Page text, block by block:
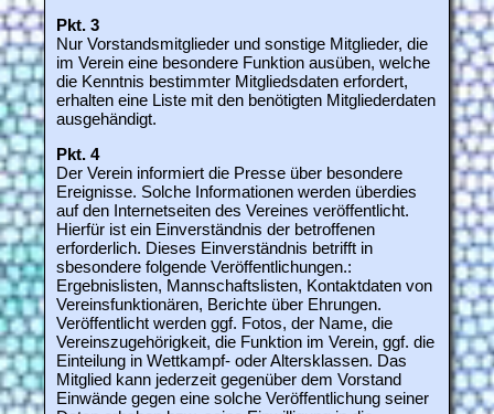
Pkt. 3
Nur Vorstandsmitglieder und sonstige Mitglieder, die
im Verein eine besondere Funktion ausüben, welche
die Kenntnis bestimmter Mitgliedsdaten erfordert,
erhalten eine Liste mit den benötigten Mitgliederdaten
ausgehändigt.
Pkt. 4
Der Verein informiert die Presse über besondere
Ereignisse. Solche Informationen werden überdies
auf den Internetseiten des Vereines veröffentlicht.
Hierfür ist ein Einverständnis der betroffenen
erforderlich. Dieses Einverständnis betrifft in
sbesondere folgende Veröffentlichungen.:
Ergebnislisten, Mannschaftslisten, Kontaktdaten von
Vereinsfunktionären, Berichte über Ehrungen.
Veröffentlicht werden ggf. Fotos, der Name, die
Vereinszugehörigkeit, die Funktion im Verein, ggf. die
Einteilung in Wettkampf- oder Altersklassen. Das
Mitglied kann jederzeit gegenüber dem Vorstand
Einwände gegen eine solche Veröffentlichung seiner